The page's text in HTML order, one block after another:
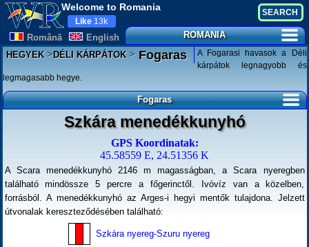
Welcome to Romania
Românã English
Like 13k
ROMANIA
HEGYEK>DÉLI KÁRPÁTOK>Fogaras
A Fogarasi havasok a Déli
kárpátok legnagyobb és
legmagasabb hegye.
Fogaras
Szkára menedékkunyhó
GPS Koordinatak:
45.58559 E, 24.51356 K
A Scara menedékkunyhó 2146 m magasságban, a Scara nyeregben
található mindössze 5 percre a főgerinctől. Ivóvíz van a közelben,
forrásból. A menedékkunyhó az Arges-i hegyi mentők tulajdona. Jelzett
útvonalak kereszteződésében található:
Szkára nyereg-Szuru nyereg